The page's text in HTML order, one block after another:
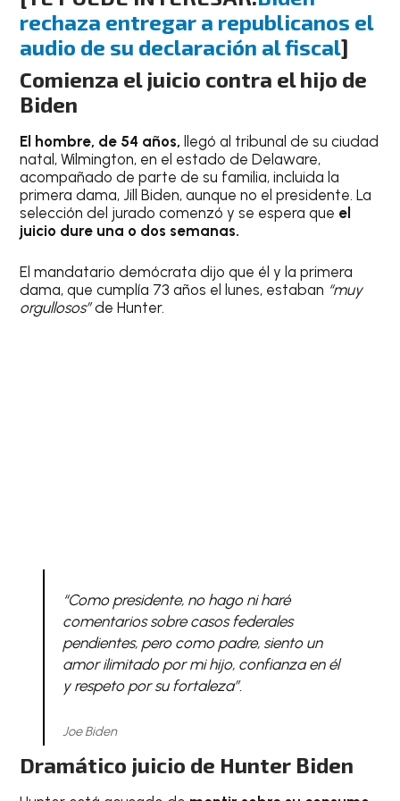
rechaza entregar a republicanos el
audio de su declaración al fiscal]
Comienza el juicio contra el hijo de
Biden
El hombre, de 54 años, llegó al tribunal de su ciudad
natal, Wilmington, en el estado de Delaware,
acompañado de parte de su familia, incluida la
primera dama, Jill Biden, aunque no el presidente. La
selección del jurado comenzó y se espera que el
juicio dure una o dos semanas.
El mandatario demócrata dijo que él y la primera
dama, que cumplía 73 años el lunes, estaban “muy
orgullosos”de Hunter.
“Como presidente, no hago ni haré
comentarios sobre casos federales
pendientes, pero como padre, siento un
amor ilimitado por mi hijo, confianza en él
y respeto por su fortaleza”.
Joe Biden
Dramático juicio de Hunter Biden